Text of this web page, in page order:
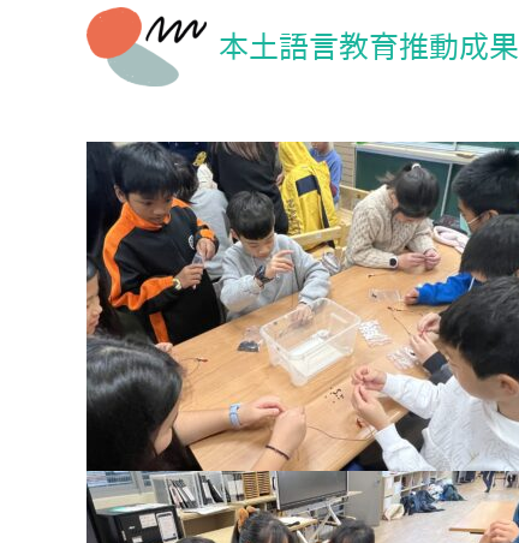
本土語言教育推動成果